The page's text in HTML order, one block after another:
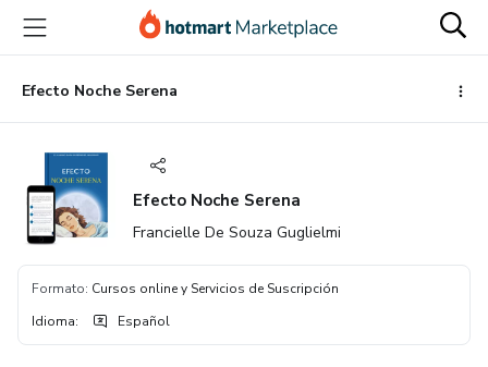
principal
página
de
página
Efecto Noche Serena
Efecto Noche Serena
Francielle De Souza Guglielmi
Formato: Cursos online y Servicios de Suscripción
Idioma: Español